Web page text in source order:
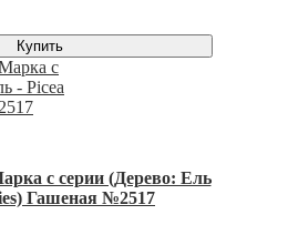
Купить
с серии (Дерево: Ель
Гашеная №2517